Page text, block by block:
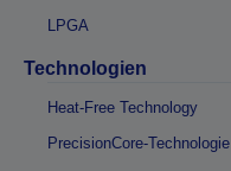
LPGA
Technologien
Heat-Free Technology
PrecisionCore-Technologie